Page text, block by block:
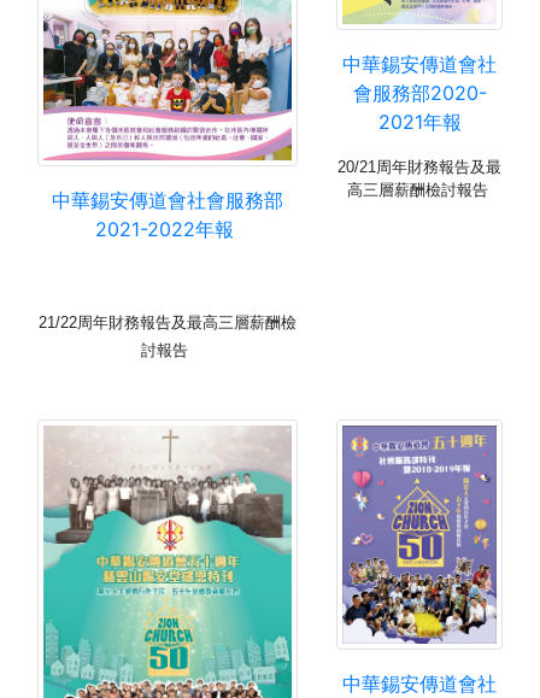
中華錫安傳道會社會服務部
2021-2022年報
21/22周年財務報告及最高三層薪酬檢
討報告
中華錫安傳道會社
會服務部2020-
2021年報
20/21 周年財務報告及最
高三層薪酬檢討報告
中華錫安傳道會社